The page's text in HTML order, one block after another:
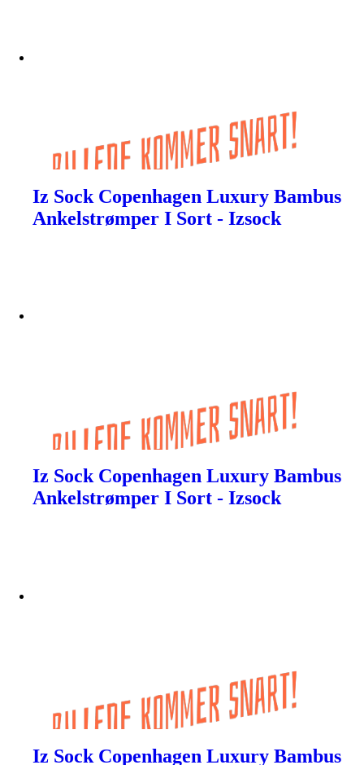
Iz Sock Copenhagen Luxury Bambus
Ankelstrømper I Sort - Izsock
Iz Sock Copenhagen Luxury Bambus
Ankelstrømper I Sort - Izsock
Iz Sock Copenhagen Luxury Bambus